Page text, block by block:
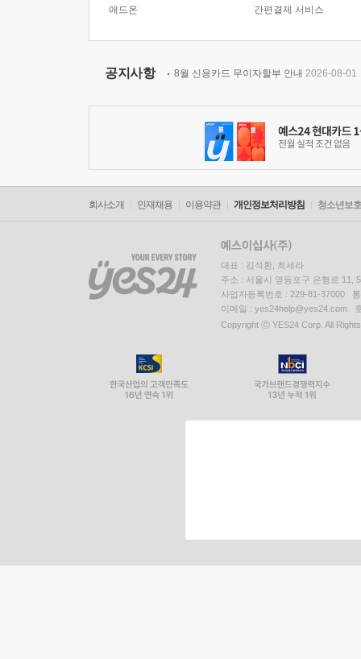
애드온
간편결제 서비스
공지사항 8월 신용카드 무이자할부 안내 2026-08-01
회사소개 인재채용 이용약관 개인정보처리방침 청소년보
대표 : 김석환, 최세라
주소 : 서울시 영등포구 은행로 11,
사업자등록번호 : 229-81-37000
이메일 : yes24help@yes24.com
Copyright ⓒ YES24 Corp. All